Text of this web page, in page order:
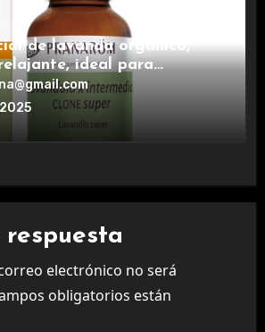
de lavanda orgánico,
ideal para
respuesta
electrónico no será
obligatorios están